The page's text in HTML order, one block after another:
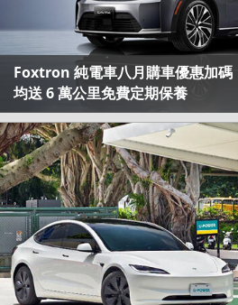
Foxtron 純電車八月購車優惠加
均送 6 萬公里免費定期保養